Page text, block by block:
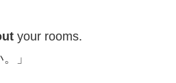
your rooms.
」